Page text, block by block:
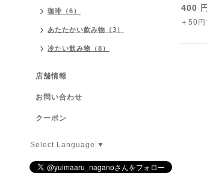
400 円
＋50
珈琲（6）
あたたかい飲み物（3）
冷たい飲み物（8）
店舗情報
お問い合わせ
クーポン
Select Language ▼